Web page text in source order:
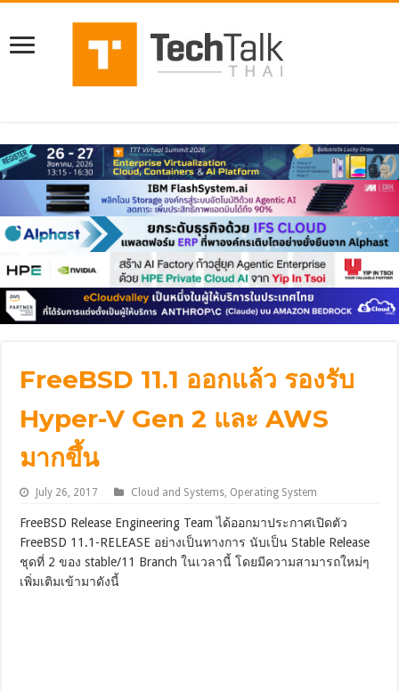
FreeBSD 11.1 ออกแล้ว รองรับ
Hyper-V Gen 2 และ AWS
มากขึ้น
July 26, 2017 Cloud and Systems Operating System
FreeBSD Release Engineering Team ได้ออกมาประกาศเปิดตัว
FreeBSD 11.1-RELEASE อย่างเป็นทางการ นับเป็น Stable Release
ชุดที่ 2 ของ stable/11 Branch ในเวลานี้ โดยมีความสามารถใหม่ๆ
เพิ่มเติมเข้ามาดังนี้